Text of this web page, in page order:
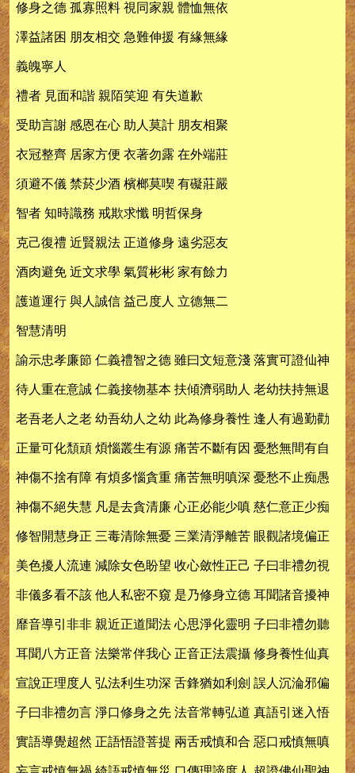
修身之德 孤寡照料 視同家親 體恤無依
澤益諸困 朋友相交 急難伸援 有緣無緣
義魄寧人
禮者 見面和諧 親陌笑迎 有失道歉
受助言謝 感恩在心 助人莫計 朋友相聚
衣冠整齊 居家方便 衣著勿露 在外端莊
須避不儀 禁菸少酒 檳榔莫喫 有礙莊嚴
智者 知時識務 戒欺求懺 明哲保身
克己復禮 近賢親法 正道修身 遠劣惡友
酒肉避免 近文求學 氣質彬彬 家有餘力
護道運行 與人誠信 益己度人 立德無二
智慧清明
諭示忠孝廉節 仁義禮智之德 雖曰文短意淺 落實可證仙神
待人重在意誠 仁義接物基本 扶傾濟弱助人 老幼扶持無退
老吾老人之老 幼吾幼人之幼 此為修身養性 逢人有過勤勸
正量可化頹頑 煩惱叢生有源 痛苦不斷有因 憂愁無間有自
神傷不捨有障 有煩多惱貪重 痛苦無明嗔深 憂愁不止痴愚
神傷不絕失慧 凡是去貪清廉 心正必能少嗔 慈仁意正少痴
修智開慧身正 三毒清除無憂 三業清淨離苦 眼觀諸境偏正
美色擾人流連 減除女色盼望 收心斂性正己 子曰非禮勿視
非儀多看不該 他人私密不窺 是乃修身立德 耳聞諸音擾神
靡音導引非非 親近正道聞法 心思淨化靈明 子曰非禮勿聽
耳聞八方正音 法樂常伴我心 正音正法震攝 修身養性仙真
宣說正理度人 弘法利生功深 舌鋒猶如利劍 誤人沉淪邪偏
子曰非禮勿言 淨口修身之先 法音常轉弘道 真語引迷入悟
實語導覺超然 正語悟證菩提 兩舌戒慎和合 惡口戒慎無嗔